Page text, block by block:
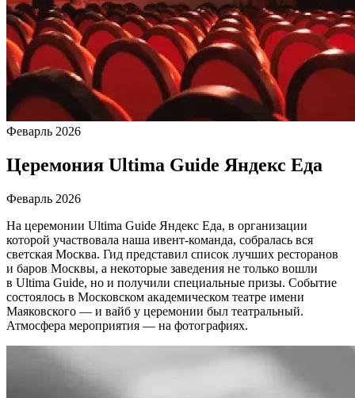
Феварль 2026
Церемония Ultima Guide Яндекс Еда
Феварль 2026
На церемонии Ultima Guide Яндекс Еда, в организации
которой участвовала наша ивент-команда, собралась вся
светская Москва. Гид представил список лучших ресторанов
и баров Москвы, а некоторые заведения не только вошли
в Ultima Guide, но и получили специальные призы. Событие
состоялось в Московском академическом театре имени
Маяковского — и вайб у церемонии был театральный.
Атмосфера мероприятия — на фотографиях.